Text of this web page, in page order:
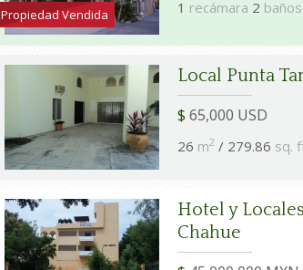
Propiedad Vendida 1 recámara 2 baños
Local Punta
$ 65,000 USD
26 m2 / 279.86 sq.
Hotel y
Chahue